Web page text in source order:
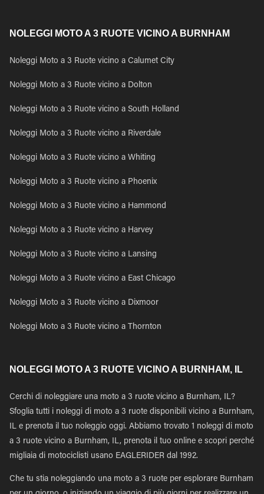
NOLEGGI MOTO A 3 RUOTE VICINO A BURNHAM
Noleggi Moto a 3 Ruote vicino a Calumet City
Noleggi Moto a 3 Ruote vicino a Dolton
Noleggi Moto a 3 Ruote vicino a South Holland
Noleggi Moto a 3 Ruote vicino a Riverdale
Noleggi Moto a 3 Ruote vicino a Whiting
Noleggi Moto a 3 Ruote vicino a Phoenix
Noleggi Moto a 3 Ruote vicino a Hammond
Noleggi Moto a 3 Ruote vicino a Harvey
Noleggi Moto a 3 Ruote vicino a Lansing
Noleggi Moto a 3 Ruote vicino a East Chicago
Noleggi Moto a 3 Ruote vicino a Dixmoor
Noleggi Moto a 3 Ruote vicino a Thornton
NOLEGGI MOTO A 3 RUOTE VICINO A BURNHAM, IL
Cerchi di noleggiare una moto a 3 ruote vicino a Burnham, IL?
Sfoglia tutti i noleggi di moto a 3 ruote disponibili vicino a Burnham,
IL e prenota il tuo noleggio oggi. Abbiamo trovato 1 noleggi di moto
a 3 ruote vicino a Burnham, IL, prenota il tuo online e scopri perché
migliaia di motociclisti usano EAGLERIDER dal 1992.
Che tu stia noleggiando una moto a 3 ruote per esplorare Burnham